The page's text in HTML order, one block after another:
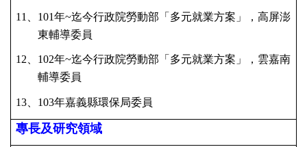
11、101年~迄今行政院勞動部「多元就業方案」，高屏澎
東輔導委員
12、102年~迄今行政院勞動部「多元就業方案」，雲嘉南
輔導委員
13、103年嘉義縣環保局委員
專長及研究領域